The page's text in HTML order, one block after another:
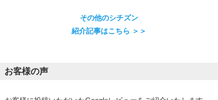
その他のシチズン
紹介記事はこちら ＞＞
お客様の声